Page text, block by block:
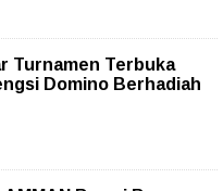
Turnamen Terbuka
Domino Berhadiah